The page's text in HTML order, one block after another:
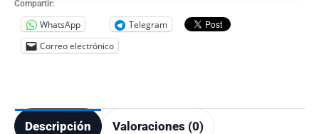
Compartir:
WhatsApp
Telegram
Correo electrónico
Descripción Valoraciones (0)